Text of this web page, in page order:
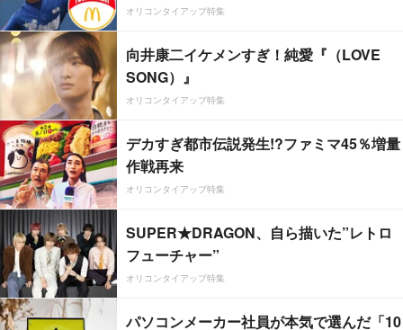
オリコンタイアップ特集
向井康二イケメンすぎ！純愛『（LOVE
SONG）』
オリコンタイアップ特集
デカすぎ都市伝説発生!?ファミマ45％増量
作戦再来
オリコンタイアップ特集
SUPER★DRAGON、自ら描いた”レトロ
フューチャー”
オリコンタイアップ特集
パソコンメーカー社員が本気で選んだ「10